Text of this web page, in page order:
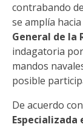
contrabando
se amplía
General de la
indagatoria
mandos
posible
De acuerdo
Especializada